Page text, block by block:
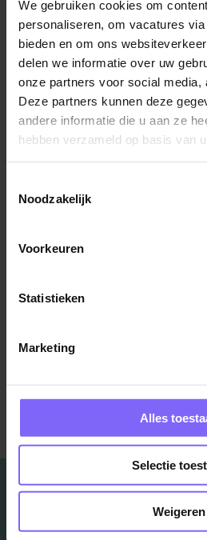
We gebruiken cookies om
personaliseren, om vacatures
bieden en om ons
delen we informatie over uw
onze partners voor social media,
Deze partners kunnen deze
andere informatie die u aan ze
hebben verzameld op basis van
Noodzakelijk
Voorkeuren
Statistieken
Marketing
Alles
Selectie
Weigeren
mogelijkheden om zelf je
stippelen;
Dat er een fijne werksfeer is
kerstevent voor personeel
Jouw profiel
met leidinggevende kwaliteiten,
inzetbaar, communicatief sterk en
verschillende disciplines. Met
en een fijne werksfeer.
Wil je eerst meer informatie? Mail
Begeleider, EMB
Pergamijn
Herkenbosch
jongvolwassenen - Op
Landgraaf